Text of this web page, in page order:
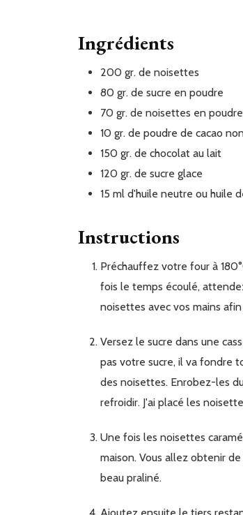
Ingrédients
200 gr. de noisettes
80 gr. de sucre en poudre
70 gr. de noisettes en poudre
10 gr. de poudre de cacao
150 gr. de chocolat au lait
120 gr. de sucre glace
15 ml d'huile neutre ou huile
Instructions
Préchauffez votre four à 180°C. Enfournez vos noisettes pendant 15 minutes afin de les torréfier. Une
fois le temps écoulé,
noisettes avec vos mains
Versez le sucre dans une casserole et réalisez un caramel à sec. Faites chauffer à feu moyen. Ne touchez
pas votre sucre, il va fondre
des noisettes. Enrobez-les
refroidir. J'ai placé les
Une fois les noisettes caramélisées froides, placez-les dans un mixeur et mixez afin d'obtenir un praliné
maison. Vous allez obtenir
beau praliné.